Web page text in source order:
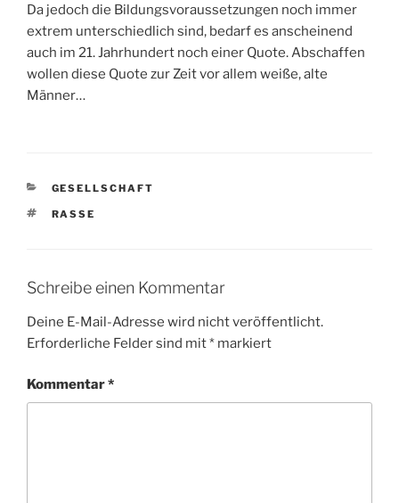
Da jedoch die Bildungsvoraussetzungen noch immer
extrem unterschiedlich sind, bedarf es anscheinend
auch im 21. Jahrhundert noch einer Quote. Abschaffen
wollen diese Quote zur Zeit vor allem weiße, alte
Männer…
KATEGORIEN
GESELLSCHAFT
SCHLAGWÖRTER
RASSE
Schreibe einen Kommentar
Deine E-Mail-Adresse wird nicht veröffentlicht.
Erforderliche Felder sind mit* markiert
Kommentar*